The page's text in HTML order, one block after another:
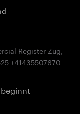
Register Zug,